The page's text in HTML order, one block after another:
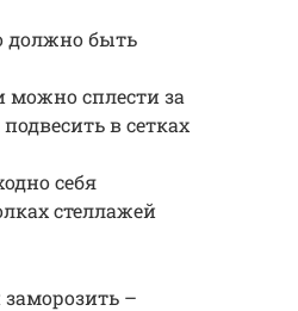
должно быть
можно сплести за
в сетках
себя
стеллажей
–